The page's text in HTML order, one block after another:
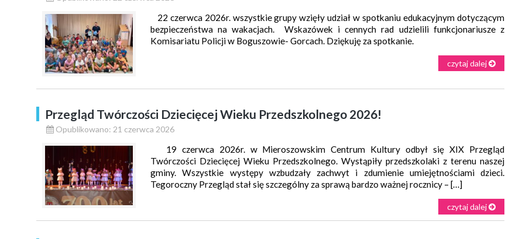
22 czerwca 2026r. wszystkie grupy wzięły udział w spotkaniu edukacyjnym dotyczącym
bezpieczeństwa na wakacjach. Wskazówek i cennych rad udzielili funkcjonariusze z
Komisariatu Policji w Boguszowie- Gorcach. Dziękuję za spotkanie.
czytaj dalej
Przegląd Twórczości Dziecięcej Wieku Przedszkolnego 2026!
Opublikowano: 21 czerwca 2026
19 czerwca 2026r. w Mieroszowskim Centrum Kultury odbył się XIX Przegląd
Twórczości Dziecięcej Wieku Przedszkolnego. Wystąpiły przedszkolaki z terenu naszej
gminy. Wszystkie występy wzbudzały zachwyt i zdumienie umiejętnościami dzieci.
Tegoroczny Przegląd stał się szczególny za sprawą bardzo ważnej rocznicy – […]
czytaj dalej